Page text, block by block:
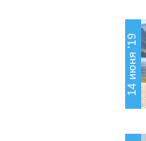
14 июня '19